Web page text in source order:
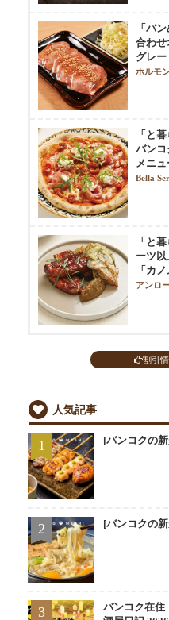
「バ
合わせ
グレー
ホルモ
「と
バンコ
メニ
Bella
「と
ーツ
「カ
アンロ
割引
人気記事
1 [バンコクの
2 [バンコクの
3
バンコク在